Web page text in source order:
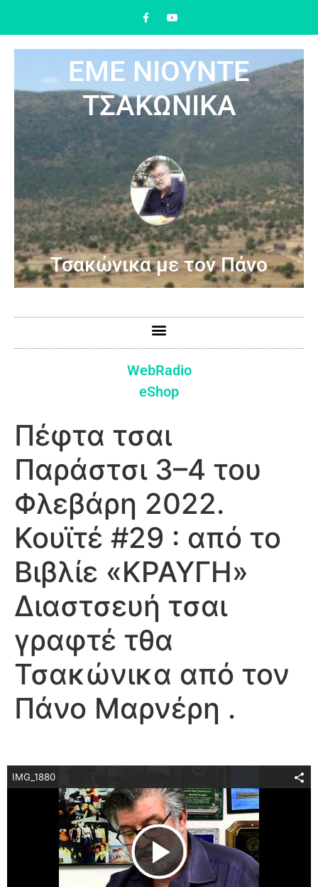
ΕΜΕ ΝΙΟΥΝΤΕ
ΤΣΑΚΩΝΙΚΑ
Τσακώνικα με τον Πάνο
WebRadio
eShop
Πέφτα τσαι
Παράστσι 3–4 του
Φλεβάρη 2022.
Κουϊτέ #29 : από το
Βιβλίε «ΚΡΑΥΓΗ»
Διαστσευή τσαι
γραφτέ τθα
Τσακώνικα από τον
Πάνο Μαρνέρη .
IMG_1880
Play Video